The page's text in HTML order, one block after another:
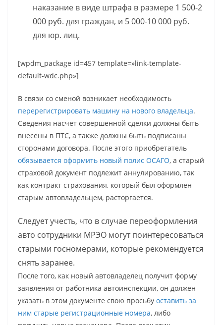
наказание в виде штрафа в размере 1 500-2
000 руб. для граждан, и 5 000-10 000 руб.
для юр. лиц.
[wpdm_package id=457 template=»link-template-
default-wdc.php»]
В связи со сменой возникает необходимость
перерегистрировать машину на нового владельца.
Сведения насчет совершенной сделки должны быть
внесены в ПТС, а также должны быть подписаны
сторонами договора. После этого приобретатель
обязывается оформить новый полис ОСАГО, а старый
страховой документ подлежит аннулированию, так
как контракт страхования, который был оформлен
старым автовладельцем, расторгается.
Следует учесть, что в случае переоформления
авто сотрудники МРЭО могут поинтересоваться
старыми госномерами, которые рекомендуется
снять заранее.
После того, как новый автовладелец получит форму
заявления от работника автоинспекции, он должен
указать в этом документе свою просьбу оставить за
ним старые регистрационные номера, либо